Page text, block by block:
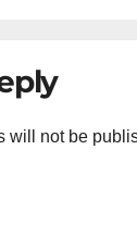
will not be